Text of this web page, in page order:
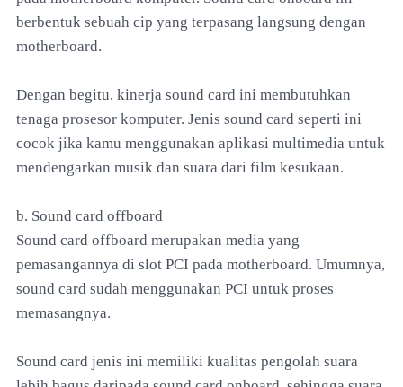
berbentuk sebuah cip yang terpasang langsung dengan
motherboard.
Dengan begitu, kinerja sound card ini membutuhkan
tenaga prosesor komputer. Jenis sound card seperti ini
cocok jika kamu menggunakan aplikasi multimedia untuk
mendengarkan musik dan suara dari film kesukaan.
b. Sound card offboard
Sound card offboard merupakan media yang
pemasangannya di slot PCI pada motherboard. Umumnya,
sound card sudah menggunakan PCI untuk proses
memasangnya.
Sound card jenis ini memiliki kualitas pengolah suara